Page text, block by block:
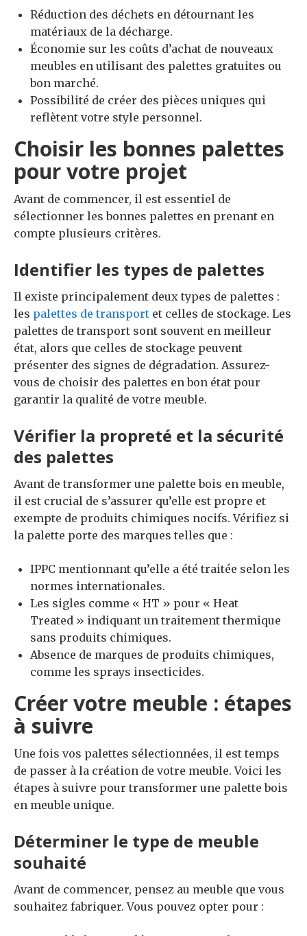
Réduction des déchets en détournant les
matériaux de la décharge.
Économie sur les coûts d’achat de nouveaux
meubles en utilisant des palettes gratuites ou
bon marché.
Possibilité de créer des pièces uniques qui
reflètent votre style personnel.
Choisir les bonnes palettes
pour votre projet
Avant de commencer, il est essentiel de
sélectionner les bonnes palettes en prenant en
compte plusieurs critères.
Identifier les types de palettes
Il existe principalement deux types de palettes :
les palettes de transport et celles de stockage. Les
palettes de transport sont souvent en meilleur
état, alors que celles de stockage peuvent
présenter des signes de dégradation. Assurez-
vous de choisir des palettes en bon état pour
garantir la qualité de votre meuble.
Vérifier la propreté et la sécurité
des palettes
Avant de transformer une palette bois en meuble,
il est crucial de s’assurer qu’elle est propre et
exempte de produits chimiques nocifs. Vérifiez si
la palette porte des marques telles que :
IPPC mentionnant qu’elle a été traitée selon les
normes internationales.
Les sigles comme « HT » pour « Heat
Treated » indiquant un traitement thermique
sans produits chimiques.
Absence de marques de produits chimiques,
comme les sprays insecticides.
Créer votre meuble : étapes
à suivre
Une fois vos palettes sélectionnées, il est temps
de passer à la création de votre meuble. Voici les
étapes à suivre pour transformer une palette bois
en meuble unique.
Déterminer le type de meuble
souhaité
Avant de commencer, pensez au meuble que vous
souhaitez fabriquer. Vous pouvez opter pour :